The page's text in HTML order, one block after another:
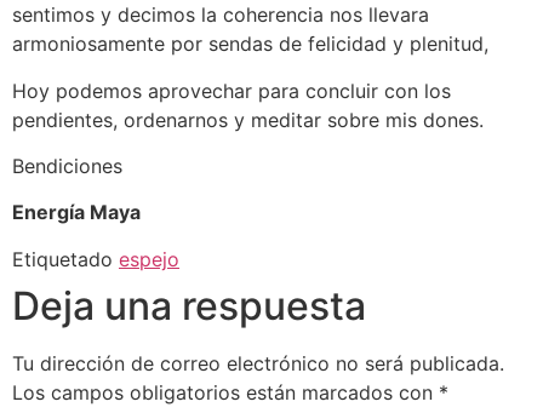
sentimos y decimos la coherencia nos llevara
armoniosamente por sendas de felicidad y plenitud,
Hoy podemos aprovechar para concluir con los
pendientes, ordenarnos y meditar sobre mis dones.
Bendiciones
Energía Maya
Etiquetado espejo
Deja una respuesta
Tu dirección de correo electrónico no será publicada.
Los campos obligatorios están marcados con *